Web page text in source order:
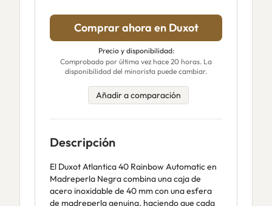
Comprar ahora en Duxot
Precio y disponibilidad:
Comprobado por última vez hace 20 horas. La
disponibilidad del minorista puede cambiar.
Añadir a comparación
Descripción
El Duxot Atlantica 40 Rainbow Automatic en
Madreperla Negra combina una caja de
acero inoxidable de 40 mm con una esfera
de madreperla genuina, haciendo que cada